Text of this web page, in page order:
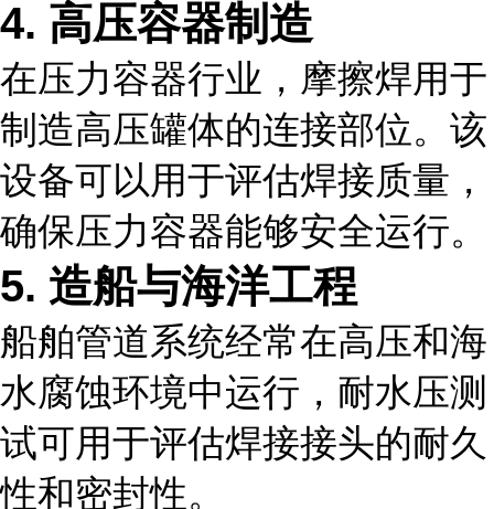
4. 高压容器制造
在压力容器行业，摩擦焊用于
制造高压罐体的连接部位。该
设备可以用于评估焊接质量，
确保压力容器能够安全运行。
5. 造船与海洋工程
船舶管道系统经常在高压和海
水腐蚀环境中运行，耐水压测
试可用于评估焊接接头的耐久
性和密封性。